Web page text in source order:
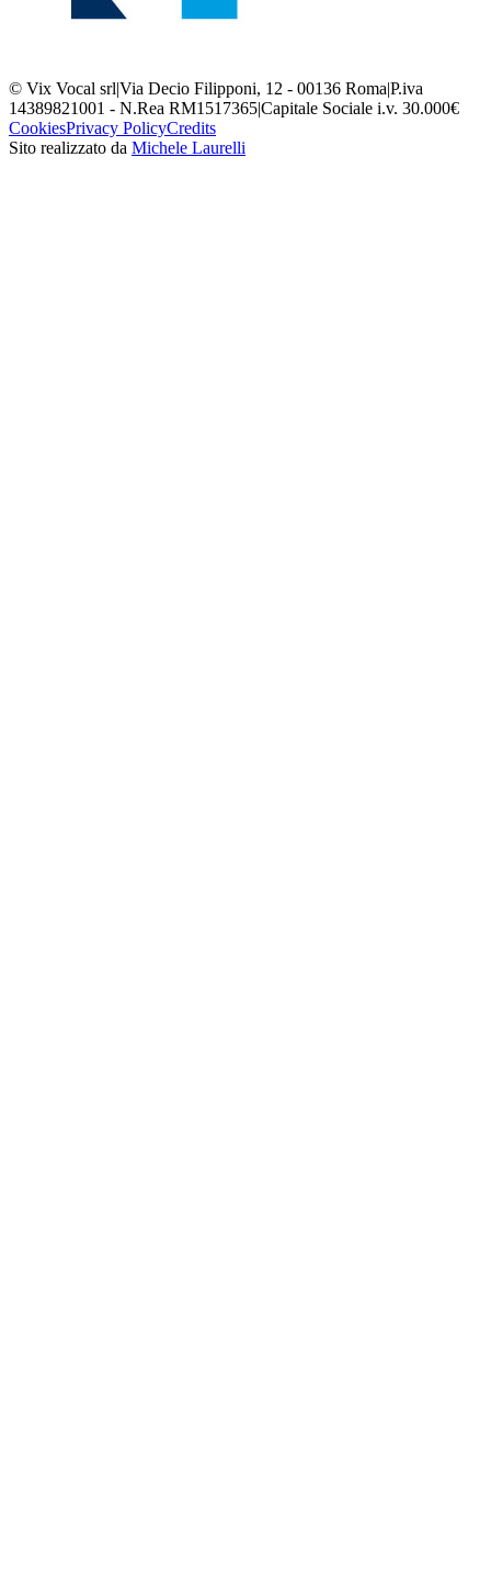
© Vix Vocal srl|Via Decio Filipponi, 12 - 00136 Roma|P.iva
14389821001 - N.Rea RM1517365|Capitale Sociale i.v. 30.000€
CookiesPrivacy PolicyCredits
Sito realizzato da Michele Laurelli